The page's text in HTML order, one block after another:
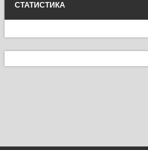
СТАТИСТИКА